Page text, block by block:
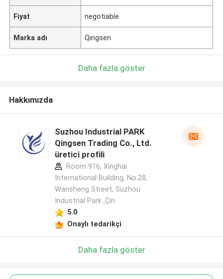
Fiyat negotiable
Marka adı Qingsen
Daha fazla göster
Hakkımızda
Suzhou Industrial PARK
Qingsen Trading Co., Ltd.
üretici profili
Room 916, Xinghai
International Building, No.28,
Wansheng Street, Suzhou
Industrial Park ,Çin
5.0
Onaylı tedarikçi
Daha fazla göster